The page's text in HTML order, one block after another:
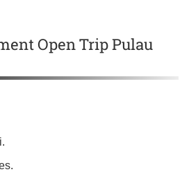
Open Trip Pulau